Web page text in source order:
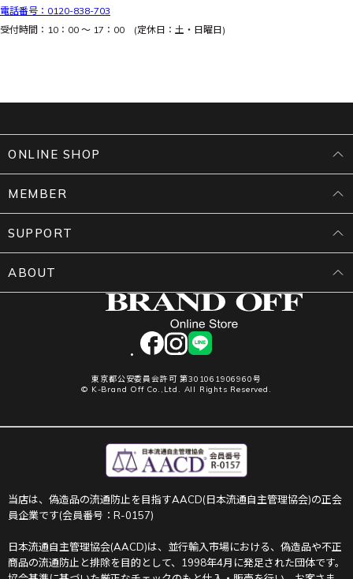
電話番号：0120-838-703
受付時間：10：00 ～ 17：00 (定休日：土・日曜日)
facebookinstagram
LINE
東京都公安委員会許可 第301061906960号
© K-Brand Off Co.,Ltd. All Rights Reserved.
ONLINE SHOP
MEMBER
SUPPORT
ABOUT
当店は、偽造品の流通防止を目指すAACD(日本流通自主管理協会)の正会
員企業です(会員番号：R-0157)
日本流通自主管理協会(AACD)は、並行輸入市場における、偽造品や不正
商品の流通防止と排除を目的として、1998年4月に発足された団体です。